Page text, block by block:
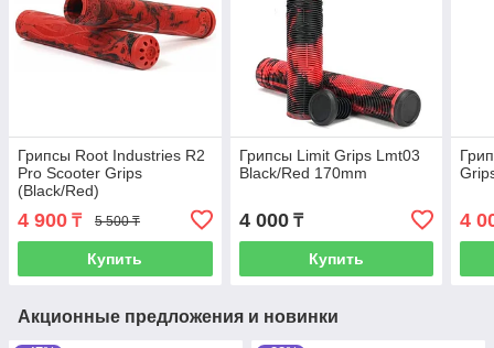
Грипсы Root Industries R2
Pro Scooter Grips
(Black/Red)
4 900 ₸ 5 500 ₸
Купить
Грипсы Limit Grips Lmt03
Black/Red 170mm
4 000₸
Купить
4
Акционные предложения и новинки